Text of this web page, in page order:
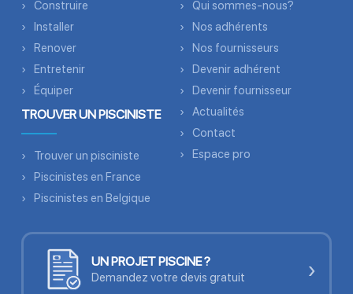
Construire
Installer
Renover
Entretenir
Équiper
TROUVER UN PISCINISTE
Trouver un pisciniste
Piscinistes en France
Piscinistes en Belgique
Qui sommes-nous?
Nos adhérents
Nos fournisseurs
Devenir adhérent
Devenir fournisseur
Actualités
Contact
Espace pro
UN PROJET PISCINE ?
Demandez votre devis gratuit ›